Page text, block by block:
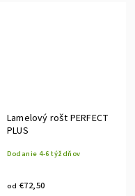
Lamelový rošt PERFECT
PLUS
Dodanie 4-6 týždňov
od €72,50